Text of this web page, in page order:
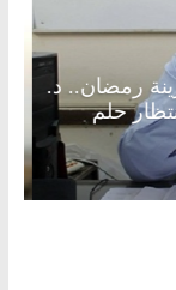
رمضان.. د.
حلم